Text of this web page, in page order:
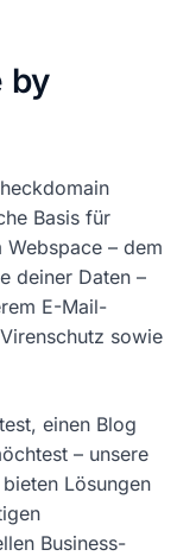
by
Basis für
– dem
deiner Daten –
E-Mail-
sowie
einen Blog
– unsere
Lösungen
Business-